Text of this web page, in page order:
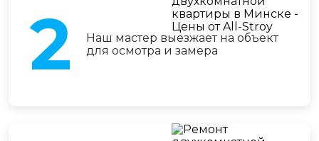
2
Наш мастер выезжает на объект
для осмотра и замера